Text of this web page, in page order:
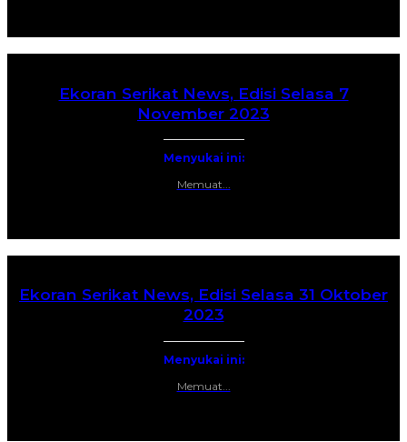
Ekoran Serikat News, Edisi Selasa 7
November 2023
Menyukai ini:
Memuat...
Ekoran Serikat News, Edisi Selasa 31 Oktober
2023
Menyukai ini:
Memuat...